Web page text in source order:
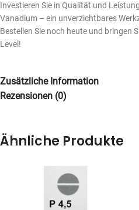
Investieren Sie in Qualität und
Vanadium – ein unverzichtbares
Bestellen Sie noch heute und bringen
Level!
Zusätzliche Information
Rezensionen (0)
Ähnliche Produkte